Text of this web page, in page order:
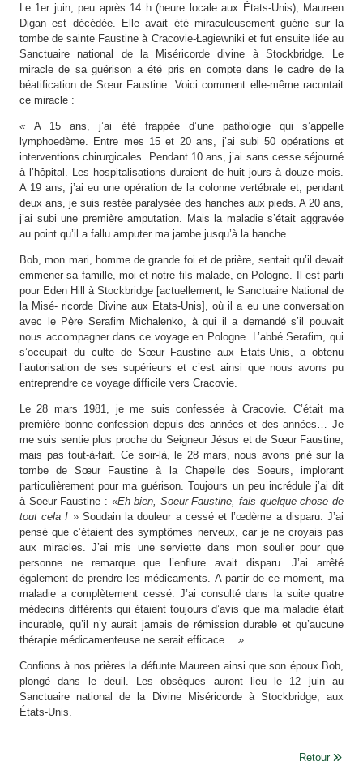
Le 1er juin, peu après 14 h (heure locale aux États-Unis), Maureen
Digan est décédée. Elle avait été miraculeusement guérie sur la
tombe de sainte Faustine à Cracovie-Łagiewniki et fut ensuite liée au
Sanctuaire national de la Miséricorde divine à Stockbridge. Le
miracle de sa guérison a été pris en compte dans le cadre de la
béatification de Sœur Faustine. Voici comment elle-même racontait
ce miracle :
«A 15 ans, j’ai été frappée d’une pathologie qui s’appelle
lymphoedème. Entre mes 15 et 20 ans, j’ai subi 50 opérations et
interventions chirurgicales. Pendant 10 ans, j’ai sans cesse séjourné
à l’hôpital. Les hospitalisations duraient de huit jours à douze mois.
A 19 ans, j’ai eu une opération de la colonne vertébrale et, pendant
deux ans, je suis restée paralysée des hanches aux pieds. A 20 ans,
j’ai subi une première amputation. Mais la maladie s’était aggravée
au point qu’il a fallu amputer ma jambe jusqu’à la hanche.
Bob, mon mari, homme de grande foi et de prière, sentait qu’il devait
emmener sa famille, moi et notre fils malade, en Pologne. Il est parti
pour Eden Hill à Stockbridge [actuellement, le Sanctuaire National de
la Misé- ricorde Divine aux Etats-Unis], où il a eu une conversation
avec le Père Serafim Michalenko, à qui il a demandé s’il pouvait
nous accompagner dans ce voyage en Pologne. L’abbé Serafim, qui
s’occupait du culte de Sœur Faustine aux Etats-Unis, a obtenu
l’autorisation de ses supérieurs et c’est ainsi que nous avons pu
entreprendre ce voyage difficile vers Cracovie.
Le 28 mars 1981, je me suis confessée à Cracovie. C’était ma
première bonne confession depuis des années et des années… Je
me suis sentie plus proche du Seigneur Jésus et de Sœur Faustine,
mais pas tout-à-fait. Ce soir-là, le 28 mars, nous avons prié sur la
tombe de Sœur Faustine à la Chapelle des Soeurs, implorant
particulièrement pour ma guérison. Toujours un peu incrédule j’ai dit
à Soeur Faustine : «Eh bien, Soeur Faustine, fais quelque chose de
tout cela ! »Soudain la douleur a cessé et l’œdème a disparu. J’ai
pensé que c’étaient des symptômes nerveux, car je ne croyais pas
aux miracles. J’ai mis une serviette dans mon soulier pour que
personne ne remarque que l’enflure avait disparu. J’ai arrêté
également de prendre les médicaments. A partir de ce moment, ma
maladie a complètement cessé. J’ai consulté dans la suite quatre
médecins différents qui étaient toujours d’avis que ma maladie était
incurable, qu’il n’y aurait jamais de rémission durable et qu’aucune
thérapie médicamenteuse ne serait efficace… »
Confions à nos prières la défunte Maureen ainsi que son époux Bob,
plongé dans le deuil. Les obsèques auront lieu le 12 juin au
Sanctuaire national de la Divine Miséricorde à Stockbridge, aux
États-Unis.
Retour